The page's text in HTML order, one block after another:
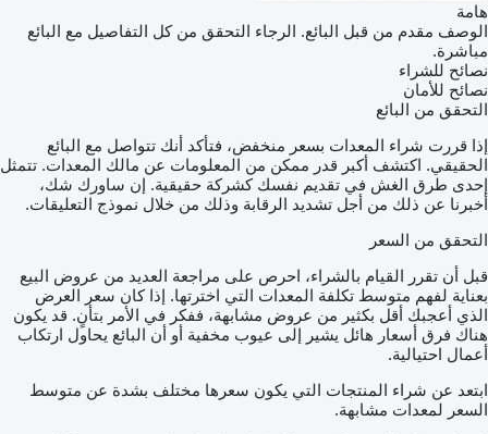
هامة
الوصف مقدم من قبل البائع. الرجاء التحقق من كل التفاصيل مع البائع
مباشرة.
نصائح للشراء
نصائح للأمان
التحقق من البائع
إذا قررت شراء المعدات بسعر منخفض، فتأكد أنك تتواصل مع البائع
الحقيقي. اكتشف أكبر قدر ممكن من المعلومات عن مالك المعدات. تتمثل
إحدى طرق الغش في تقديم نفسك كشركة حقيقية. إن ساورك شك،
أخبرنا عن ذلك من أجل تشديد الرقابة وذلك من خلال نموذج التعليقات.
التحقق من السعر
قبل أن تقرر القيام بالشراء، احرص على مراجعة العديد من عروض البيع
بعناية لفهم متوسط تكلفة المعدات التي اخترتها. إذا كان سعر العرض
الذي أعجبك أقل بكثير من عروض مشابهة، ففكر في الأمر بتأنٍ. قد يكون
هناك فرق أسعار هائل يشير إلى عيوب مخفية أو أن البائع يحاول ارتكاب
أعمال احتيالية.
ابتعد عن شراء المنتجات التي يكون سعرها مختلف بشدة عن متوسط
السعر لمعدات مشابهة.